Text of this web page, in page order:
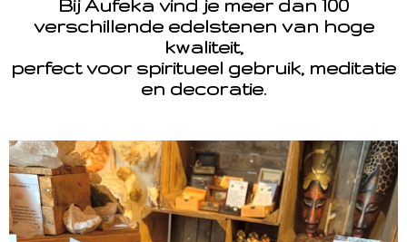
Bij Aufeka vind je meer dan 100
verschillende edelstenen van hoge
kwaliteit,
perfect voor spiritueel gebruik, meditatie
en decoratie.